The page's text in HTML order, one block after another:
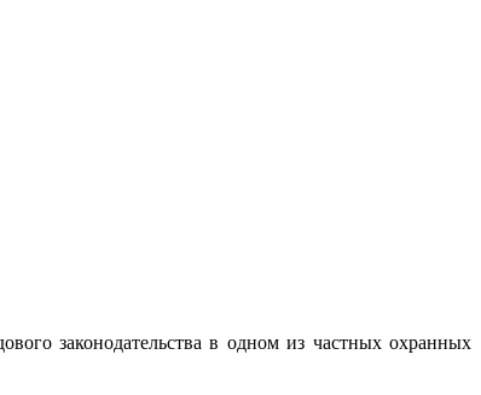
законодательства в одном из частных охранных